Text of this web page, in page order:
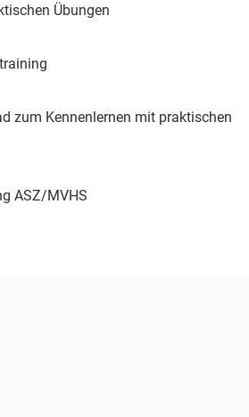
Übungen
zum Kennenlernen mit praktischen
ASZ/MVHS